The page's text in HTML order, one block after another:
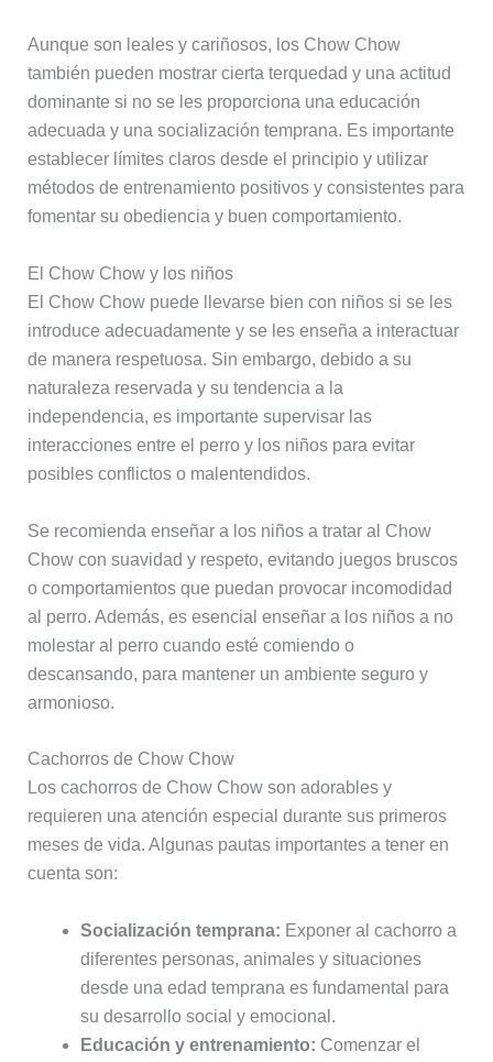
Aunque son leales y cariñosos, los Chow Chow
también pueden mostrar cierta terquedad y una actitud
dominante si no se les proporciona una educación
adecuada y una socialización temprana. Es importante
establecer límites claros desde el principio y utilizar
métodos de entrenamiento positivos y consistentes para
fomentar su obediencia y buen comportamiento.
El Chow Chow y los niños
El Chow Chow puede llevarse bien con niños si se les
introduce adecuadamente y se les enseña a interactuar
de manera respetuosa. Sin embargo, debido a su
naturaleza reservada y su tendencia a la
independencia, es importante supervisar las
interacciones entre el perro y los niños para evitar
posibles conflictos o malentendidos.
Se recomienda enseñar a los niños a tratar al Chow
Chow con suavidad y respeto, evitando juegos bruscos
o comportamientos que puedan provocar incomodidad
al perro. Además, es esencial enseñar a los niños a no
molestar al perro cuando esté comiendo o
descansando, para mantener un ambiente seguro y
armonioso.
Cachorros de Chow Chow
Los cachorros de Chow Chow son adorables y
requieren una atención especial durante sus primeros
meses de vida. Algunas pautas importantes a tener en
cuenta son:
Socialización temprana: Exponer al cachorro a
diferentes personas, animales y situaciones
desde una edad temprana es fundamental para
su desarrollo social y emocional.
Educación y entrenamiento: Comenzar el